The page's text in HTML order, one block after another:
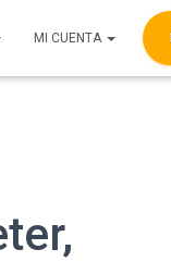
MI CUENTA